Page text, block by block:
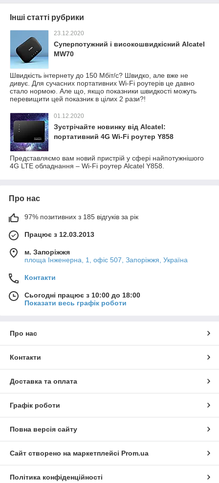
Інші статті рубрики
23.12.2020
Суперпотужний і високошвидкісний Alcatel
MW70
Швидкість інтернету до 150 Мбіт/с? Швидко, але вже не
дивує. Для сучасних портативних Wi-Fi роутерів це давно
стало нормою. Але що, якщо показники швидкості можуть
перевищити цей показник в цілих 2 рази?!
01.12.2020
Зустрічайте новинку від Alcatel:
портативний 4G Wi-Fi роутер Y858
Представляємо вам новий пристрій у сфері найпотужнішого
4G LTE обладнання – Wi-Fi роутер Alcatel Y858.
Про нас
97% позитивних з 185 відгуків за рік
Працює з 12.03.2013
м. Запоріжжя
площа Інженерна, 1, офіс 507, Запоріжжя, Україна
Контакти
Сьогодні працює з 10:00 до 18:00
Показати весь графік роботи
Про нас
Контакти
Доставка та оплата
Графік роботи
Повна версія сайту
Сайт створено на маркетплейсі Prom.ua
Політика конфіденційності